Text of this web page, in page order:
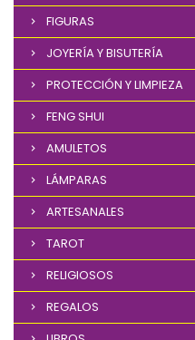
FIGURAS
JOYERÍA Y BISUTERÍA
PROTECCIÓN Y LIMPIEZA
FENG SHUI
AMULETOS
LÁMPARAS
ARTESANALES
TAROT
RELIGIOSOS
REGALOS